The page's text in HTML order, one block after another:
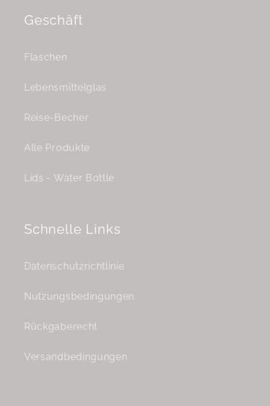
Geschäft
Flaschen
Lebensmittelglas
Reise-Becher
Alle Produkte
Lids - Water Bottle
Schnelle Links
Datenschutzrichtlinie
Nutzungsbedingungen
Rückgaberecht
Versandbedingungen